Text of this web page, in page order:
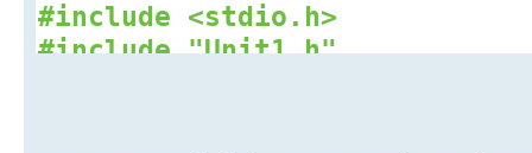
#include <stdio.h>
#include "Unit1.h"